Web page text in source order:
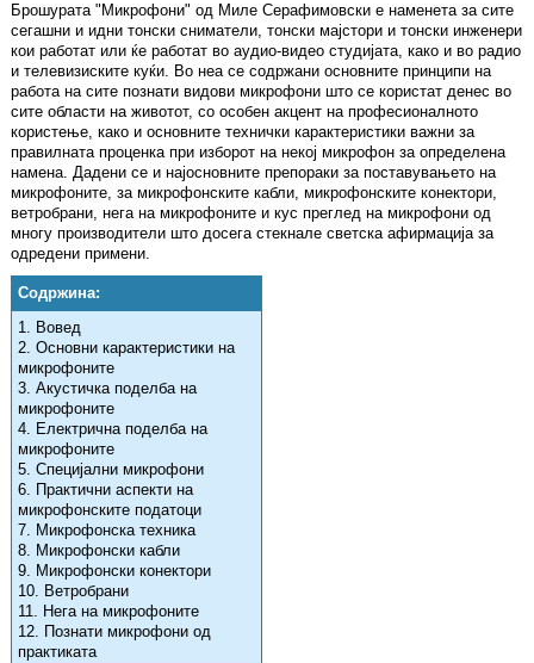
Брошурата "Микрофони" од Миле Серафимовски е наменета за сите
сегашни и идни тонски сниматели, тонски мајстори и тонски инженери
кои работат или ќе работат во аудио-видео студијата, како и во радио
и телевизиските куќи. Во неа се содржани основните принципи на
работа на сите познати видови микрофони што се користат денес во
сите области на животот, со особен акцент на професионалното
користење, како и основните технички карактеристики важни за
правилната проценка при изборот на некој микрофон за определена
намена. Дадени се и најосновните препораки за поставувањето на
микрофоните, за микрофонските кабли, микрофонските конектори,
ветробрани, нега на микрофоните и кус преглед на микрофони од
многу производители што досега стекнале светска афирмација за
одредени примени.
Содржина:
1. Вовед
2. Основни карактеристики на
микрофоните
3. Акустичка поделба на
микрофоните
4. Електрична поделба на
микрофоните
5. Специјални микрофони
6. Практични аспекти на
микрофонските податоци
7. Микрофонска техника
8. Микрофонски кабли
9. Микрофонски конектори
10. Ветробрани
11. Нега на микрофоните
12. Познати микрофони од
практиката